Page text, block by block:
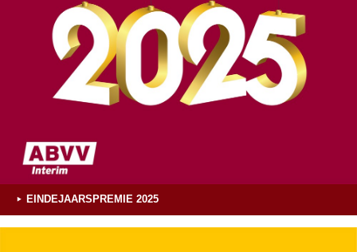
EINDEJAARSPREMIE 2025